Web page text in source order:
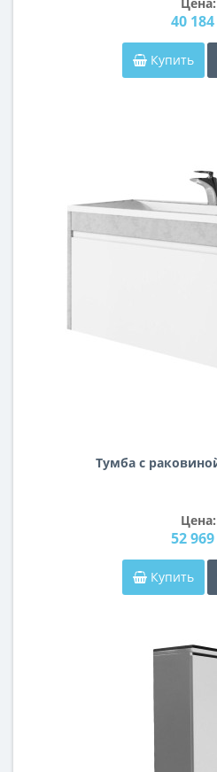
40
Купить
Тумба с
Цена:
52
Купить